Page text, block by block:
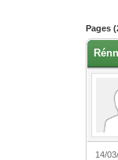
Pages1
2
3
4
5
14/